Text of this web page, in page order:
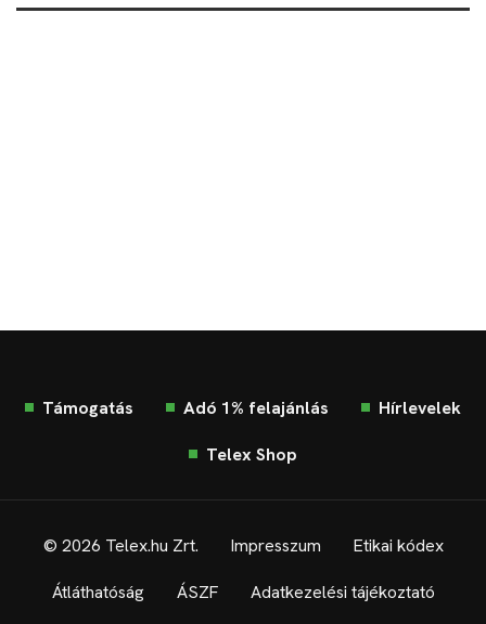
Támogatás Adó 1% felajánlás Hírlevelek
Telex Shop
© 2026 Telex.hu Zrt. Impresszum Etikai kódex
Átláthatóság ÁSZF Adatkezelési tájékoztató